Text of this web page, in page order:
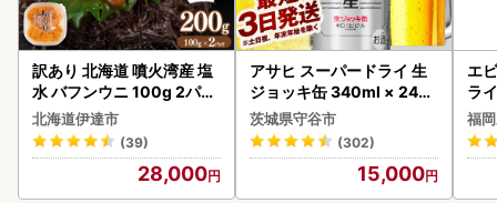
訳あり 北海道 噴火湾産 塩
水 バフンウニ 100g 2パッ
ク 計200g 《アフター保証
付き》うに ウニ 雲丹 海鮮
海の幸 魚介類 ウニ丼 お寿
司 濃厚 無添加 産地直送 お
取り寄せ 山村水産 送料無
北海道伊達市
(39)
28,000
アサヒ スーパードライ 生
ジョッキ缶 340ml × 24本
(1ケース) ＜茨城工場＞ 缶
ビール お酒 Asahi 守谷市
茨城県守谷市
(302)
15,000
エ
ライ
福